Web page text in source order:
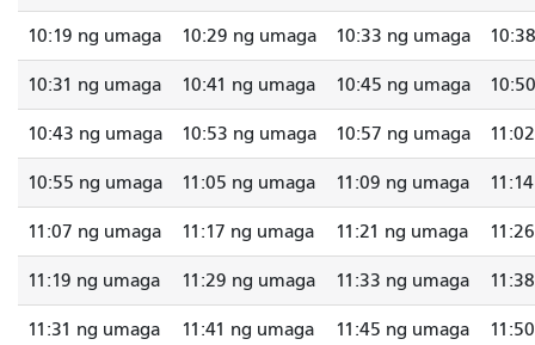
10:19 ng umaga 10:29 ng umaga 10:33 ng umaga
10:31 ng umaga 10:41 ng umaga 10:45 ng umaga
10:43 ng umaga 10:53 ng umaga 10:57 ng umaga
10:55 ng umaga 11:05 ng umaga 11:09 ng umaga
11:07 ng umaga 11:17 ng umaga 11:21 ng umaga
11:19 ng umaga 11:29 ng umaga 11:33 ng umaga
11:31 ng umaga 11:41 ng umaga 11:45 ng umaga